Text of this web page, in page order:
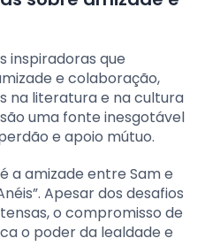
inspiradoras que
e colaboração,
na literatura e na cultura
uma fonte inesgotável
e apoio mútuo.
a amizade entre Sam e
Apesar dos desafios
o compromisso de
o poder da lealdade e